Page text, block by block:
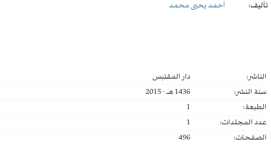
تأليف: أحمد يحيى محمد
الناشر:
دار المقتبس
سنة النشر:
1436 هـ - 2015
الطبعة:
1
عدد المجلدات:
1
الصفحات:
496